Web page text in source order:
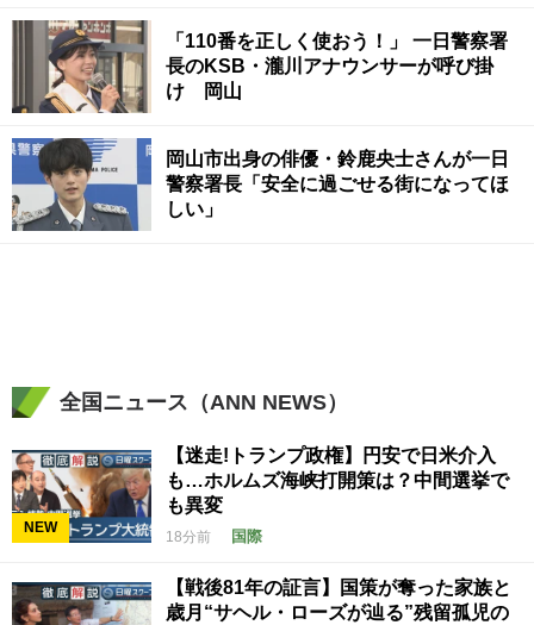
「110番を正しく使おう！」 一日警察署
長のKSB・瀧川アナウンサーが呼び掛
け 岡山
岡山市出身の俳優・鈴鹿央士さんが一日
警察署長「安全に過ごせる街になってほ
しい」
全国ニュース（ANN NEWS）
NEW
【迷走!トランプ政権】円安で日米介入
も…ホルムズ海峡打開策は？中間選挙で
も異変
18分前 国際
【戦後81年の証言】国策が奪った家族と
歳月“サヘル・ローズが辿る”残留孤児の